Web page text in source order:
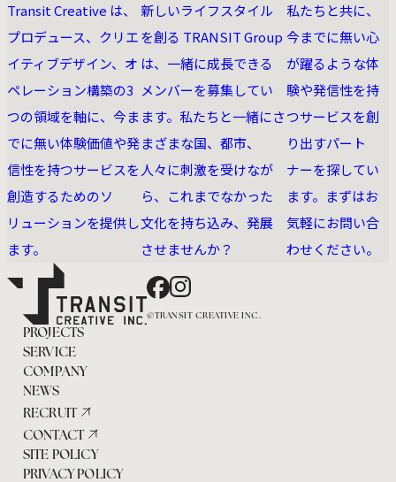
Transit Creative は、
プロデュース、クリエ
イティブデザイン、オ
ペレーション構築の3
つの領域を軸に、今ま
でに無い体験価値や発
信性を持つサービスを
創造するためのソ
リューションを提供し
ます。
新しいライフスタイル
を創る TRANSIT Group
は、一緒に成長できる
メンバーを募集してい
ます。私たちと一緒にさ
まざまな国、都市、
人々に刺激を受けなが
ら、これまでなかった
文化を持ち込み、発展
させませんか？
私たちと共に、
今までに無い⼼
が躍るような体
験や発信性を持
つサービスを創
り出すパート
ナーを探してい
ます。まずはお
気軽にお問い合
わせください。
Facebook
Instagram
©TRANSIT CREATIVE INC.
PROJECTS
SERVICE
COMPANY
NEWS
RECRUIT
CONTACT
SITE POLICY
PRIVACY POLICY